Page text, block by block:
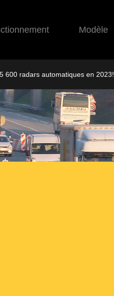
Modèle
600 radars automatiques en 2023!